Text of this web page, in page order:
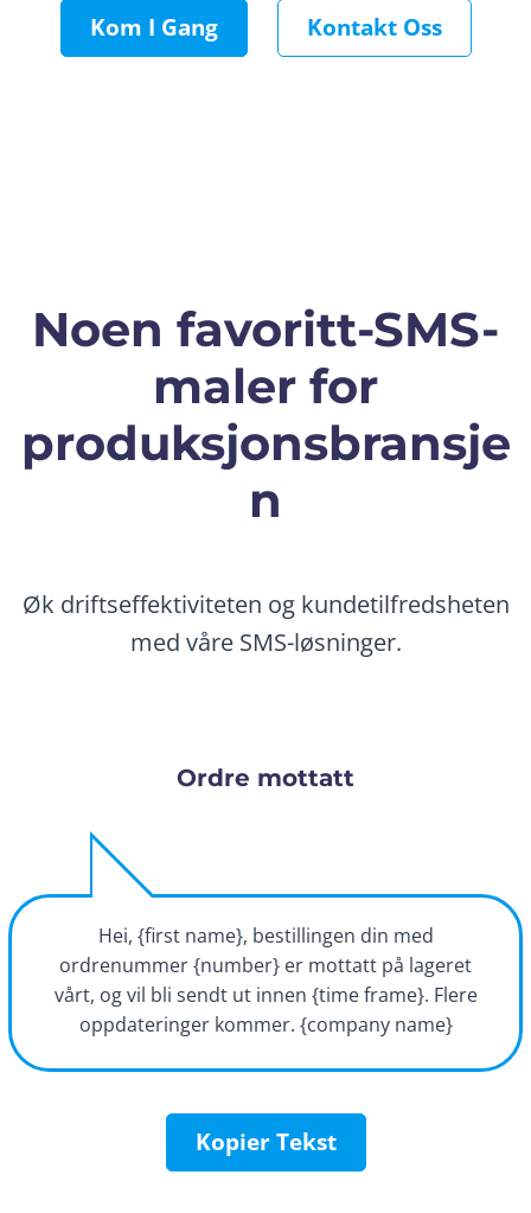
Kom I Gang Kontakt Oss
Noen favoritt-SMS-
maler for
produksjonsbransje
n
Øk driftseffektiviteten og kundetilfredsheten
med våre SMS-løsninger.
Ordre mottatt
Hei, {first name}, bestillingen din med
ordrenummer {number} er mottatt på lageret
vårt, og vil bli sendt ut innen {time frame}. Flere
oppdateringer kommer. {company name}
Kopier Tekst